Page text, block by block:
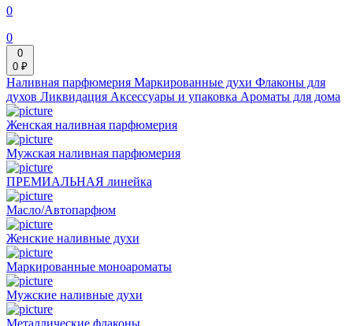
0
0
0
0 ₽
Наливная парфюмерия Маркированные духи Флаконы для
духов Ликвидация Аксессуары и упаковка Ароматы для дома
Женская наливная парфюмерия
Мужская наливная парфюмерия
ПРЕМИАЛЬНАЯ линейка
Масло/Автопарфюм
Женские наливные духи
Маркированные моноароматы
Мужские наливные духи
Металлические флаконы